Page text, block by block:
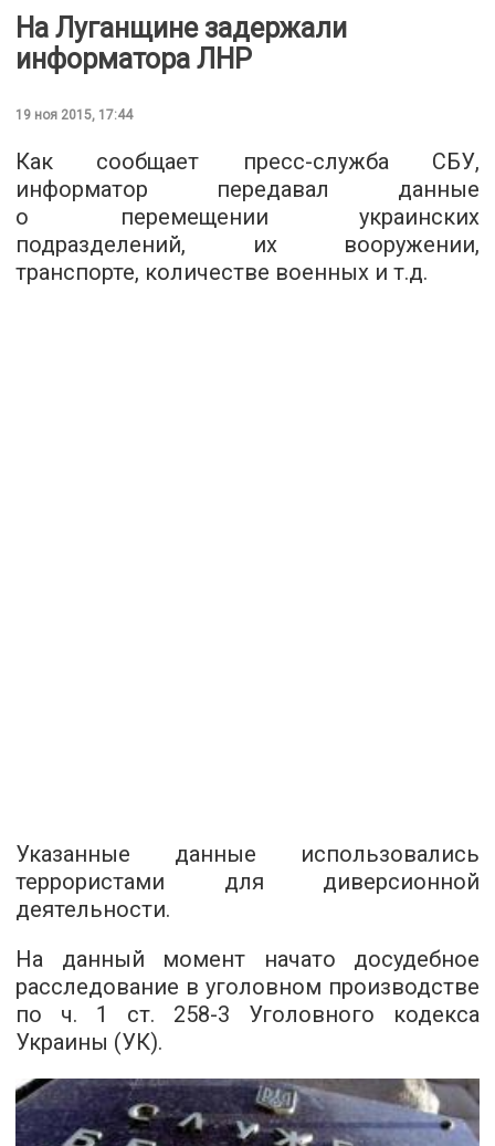
На Луганщине задержали
информатора ЛНР
19 ноя 2015, 17:44
Как сообщает пресс-служба СБУ,
информатор передавал данные
о перемещении украинских
подразделений, их вооружении,
транспорте, количестве военных и т.д.
Указанные данные использовались
террористами для диверсионной
деятельности.
На данный момент начато досудебное
расследование в уголовном производстве
по ч. 1 ст. 258-3 Уголовного кодекса
Украины (УК).